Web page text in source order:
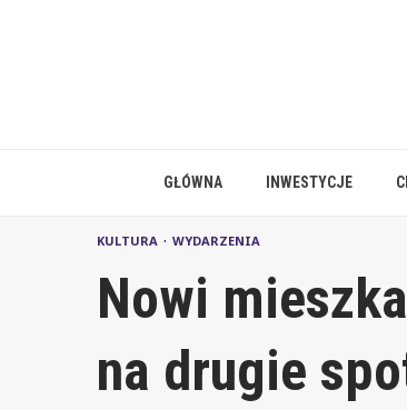
GŁÓWNA INWESTYCJE
KULTURA WYDARZENIA
Nowi
na drugie